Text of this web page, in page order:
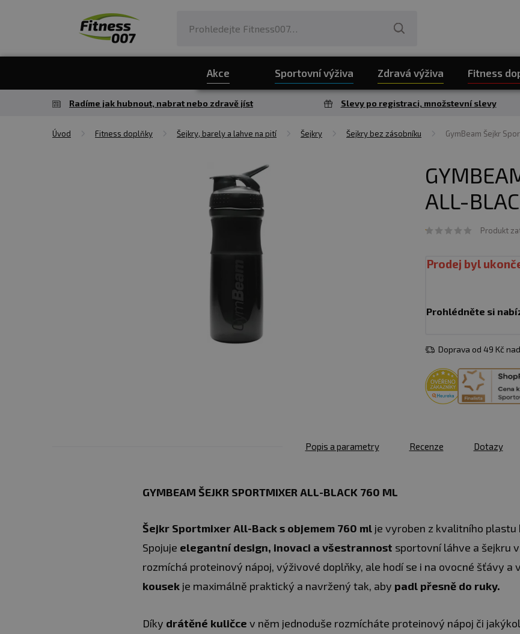
Akce Sportovní výživa Zdravá výživa Fitness
Radíme jak hubnout, nabrat nebo zdravě jíst Slevy po registraci, množstevní slevy
Úvod Fitness doplňky Šejkry, barely a lahve na pití Šejkry Šejkry bez zásobníku GymBeam Šejkr
ALL-
Produkt
Prodej byl
Prohlédněte si
Doprava od 49 Kč
Popis a parametry Recenze Dotazy
GYMBEAM ŠEJKR SPORTMIXER ALL-BLACK 760 ML
Šejkr Sportmixer All-Back s objemem 760 ml je vyroben z kvalitního plastu
Spojuje elegantní design, inovaci a všestrannost sportovní láhve a šejkru
rozmíchá proteinový nápoj, výživové doplňky, ale hodí se i na ovocné šťávy a
kousek je maximálně praktický a navržený tak, aby padl přesně do ruky.
Díky drátěné kuličce v něm jednoduše rozmícháte proteinový nápoj či